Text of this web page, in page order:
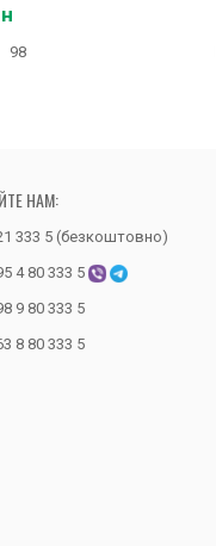
98
НАМ:
333 5 (безкоштовно)
4 80 333 5
9 80 333 5
8 80 333 5